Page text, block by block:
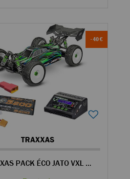
- 40 €
TRAXXAS
TRAXXAS PACK ÉCO JATO VXL BUGGY RC 4WD 1/8 BRUSHLESS VERT